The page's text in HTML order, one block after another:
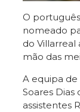
O
nomeado
do Villarreal
mão das
A equipa
Soares
assistentes